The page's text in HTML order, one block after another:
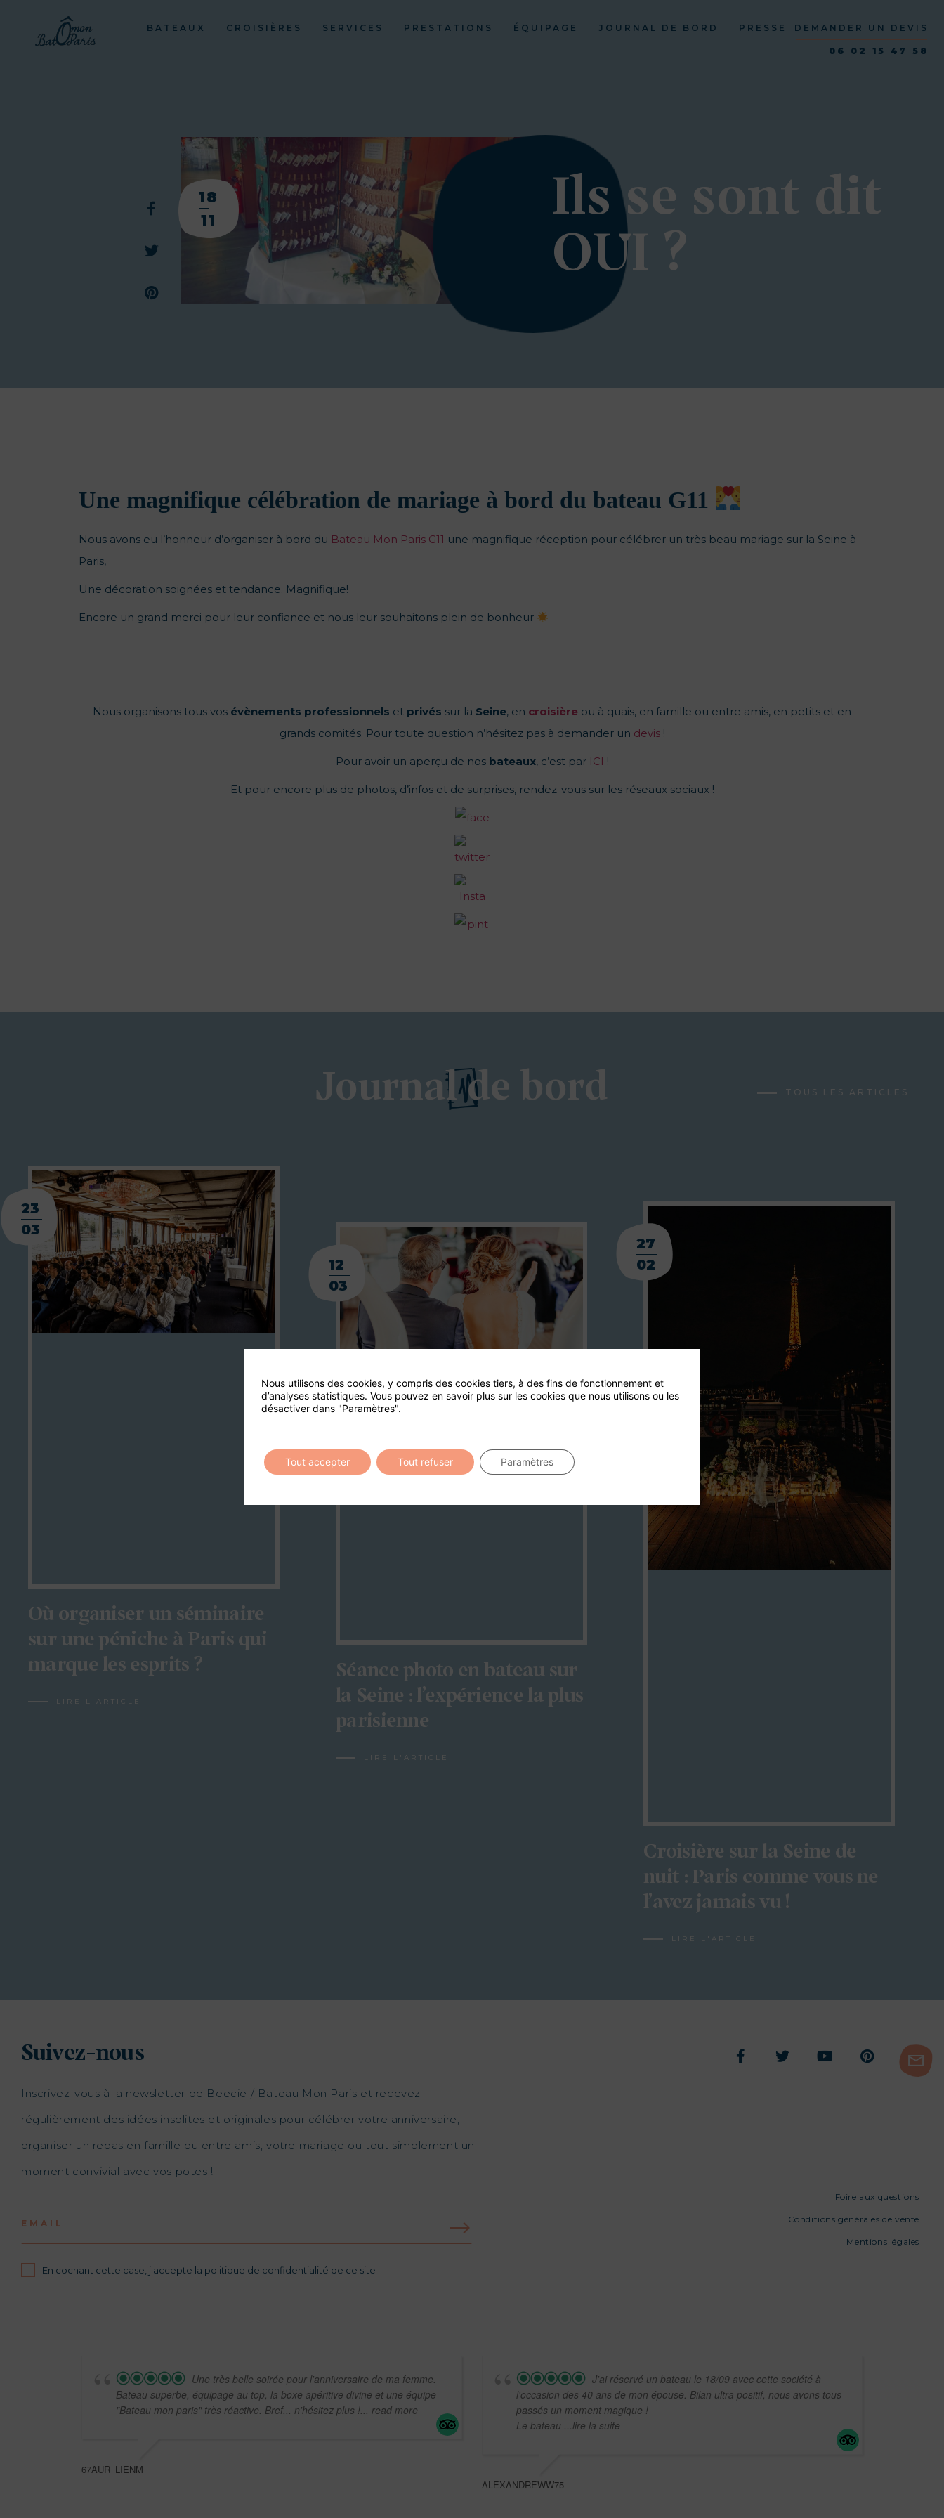
BATEAUX CROISIÈRES SERVICES PRESTATIONS ÉQUIPAGE JOURNAL DE BORD PRESSE DEMANDER UN DEVIS
06 02 15 47 58
18
11
Ils se sont dit
OUI ?
Une magnifique célébration de mariage à bord du bateau G11
Nous avons eu l’honneur d’organiser à bord du Bateau Mon Paris G11 une magnifique réception pour célébrer un très beau mariage sur la Seine à
Paris,
Une décoration soignées et tendance. Magnifique!
Encore un grand merci pour leur confiance et nous leur souhaitons plein de bonheur
Nous organisons tous vos évènements professionnels et privés sur la Seine, en croisière ou à quais, en famille ou entre amis, en petits et en
grands comités. Pour toute question n’hésitez pas à demander un devis!
Pour avoir un aperçu de nos bateaux, c’est parICI !
Et pour encore plus de photos, d’infos et de surprises, rendez-vous sur les réseaux sociaux !
Journal de bord TOUS LES ARTICLES
Où organiser un séminaire
sur une péniche à Paris qui
marque les esprits ?
23
03
LIRE L'ARTICLE
Séance photo en bateau sur
la Seine : l’expérience la plus
parisienne
12
03
LIRE L'ARTICLE
Croisière sur la Seine de
nuit : Paris comme vous ne
l’avez jamais vu !
27
02
LIRE L'ARTICLE
Suivez-nous
Inscrivez-vous à la newsletter de Beecie / Bateau Mon Paris et recevez
régulièrement des idées insolites et originales pour célébrer votre anniversaire,
organiser un repas en famille ou entre amis, votre mariage ou tout simplement un
moment convivial avec vos potes !
EMAIL
En cochant cette case, j'accepte la politique de confidentialité de ce site
Foire aux questions
Conditions générales de vente
Mentions légales
Une très belle soirée pour l'anniversaire de ma femme.
Bateau superbe, équipage au top, la boxe apéritive divine et une équipe
"Bateau mon paris" très réactive. Bref... n'hésitez plus ! ... read more
67AUR_LIENM
J'ai réservé un bateau le 18/09 avec cette société à
l'occasion des 40 ans de mon épouse. Bilan ultra positif, nous avons tous
passés un moment magique !
Le bateau ...lire la suite
ALEXANDREWW75
Nous utilisons des cookies, y compris des cookies tiers, à des fins de fonctionnement et
d’analyses statistiques. Vous pouvez en savoir plus sur les cookies que nous utilisons ou les
désactiver dans "Paramètres".
Tout accepter Tout refuser Paramètres